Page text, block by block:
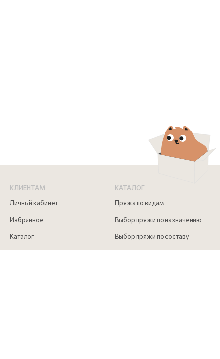
КЛИЕНТАМ
Личный кабинет
Избранное
Каталог
КАТАЛОГ
Пряжа по видам
Выбор пряжи по назначению
Выбор пряжи по составу